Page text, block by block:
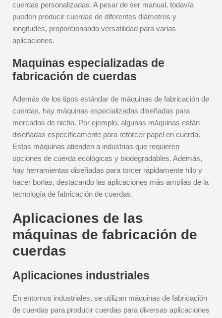
cuerdas personalizadas. A pesar de ser manual, todavía
pueden producir cuerdas de diferentes diámetros y
longitudes, proporcionando versatilidad para varias
aplicaciones.
Maquinas especializadas de
fabricación de cuerdas
Además de los tipos estándar de máquinas de fabricación de
cuerdas, hay máquinas especializadas diseñadas para
mercados de nicho. Por ejemplo, algunas máquinas están
diseñadas específicamente para retorcer papel en cuerda.
Estas máquinas atienden a industrias que requieren
opciones de cuerda ecológicas y biodegradables. Además,
hay herramientas diseñadas para torcer rápidamente hilo y
hacer borlas, destacando las aplicaciones más amplias de la
tecnología de fabricación de cuerdas.
Aplicaciones de las
máquinas de fabricación de
cuerdas
Aplicaciones industriales
En entornos industriales, se utilizan máquinas de fabricación
de cuerdas para producir cuerdas para diversas aplicaciones